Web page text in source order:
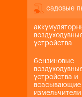
садовые
устройства
бензиновые
устройства и
всасывающие
измельчители